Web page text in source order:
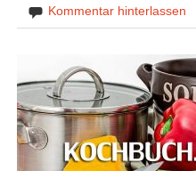
Kommentar hinterlassen